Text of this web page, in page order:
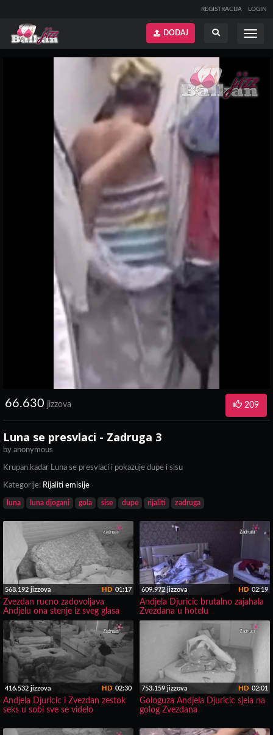
REGISTRACIJA LOGIN
Prikaži
pretragu
DODAJ
66.630 jizzova 209
Luna se presvlaci - Zadruga 3
by anonymous
Krupan kadar Luna se presvlaci i pokazuje dupe i sisu
Kategorije: Rijaliti emisije
luna luna djogani gola sise dupe rijaliti zadruga
568.192 jizzova 01:17
HD
Zvezdan rucno zadovoljava
Andjelu ona stenje iz sveg glasa
609.972 jizzova 02:19
HD
Andjela Djuricic brutalno zajahala
Zvezdana u hotelu
416.532 jizzova 02:30
HD
Andjela Djuricic i Zvezdan zestok
seks u sobi sve se videlo
753.159 jizzova 02:01
HD
Gologuza Andjela Djuricic sjela na
golog Zvezdana